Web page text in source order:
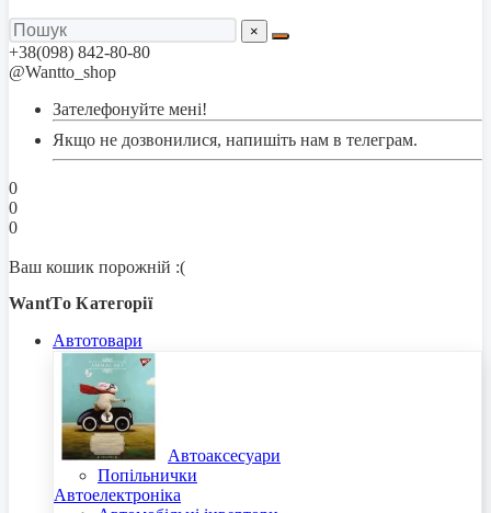
×
+38(098) 842-80-80
@Wantto_shop
Зателефонуйте мені!
Якщо не дозвонилися, напишіть нам в телеграм.
0
0
0
Ваш кошик порожній :(
WantTo Категорії
Автотовари
Автоаксесуари
Попільнички
Автоелектроніка